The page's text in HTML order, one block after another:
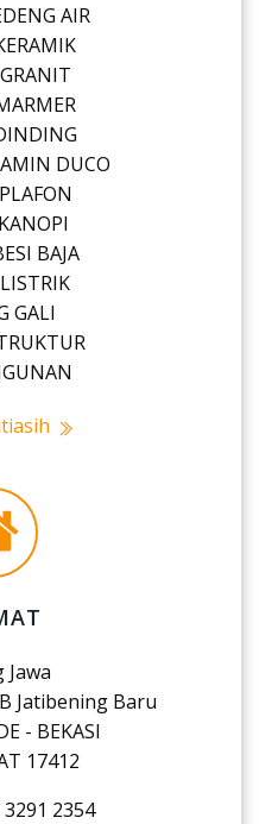
AIR
DUCO
BAJA
GALI
Jatibening Baru
- BEKASI
17412
2354